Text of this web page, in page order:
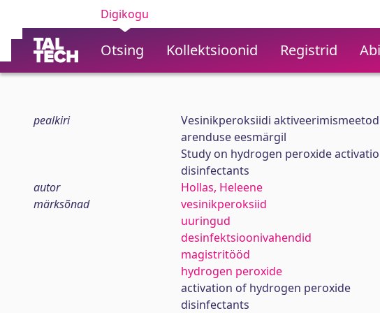
Digikogu
Otsing Kollektsioonid Registrid
pealkiri
Vesinikperoksiidi
arenduse eesmärgil
Study on hydrogen peroxide
disinfectants
autor
Hollas, Heleene
märksõnad
vesinikperoksiid
uuringud
desinfektsioonivahendid
magistritööd
hydrogen peroxide
activation of hydrogen peroxide
disinfectants